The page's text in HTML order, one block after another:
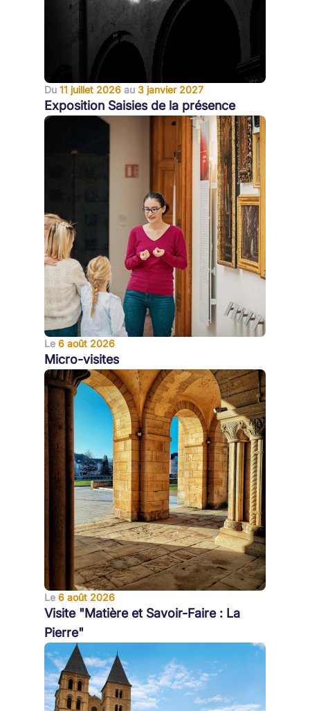
Du 11 juillet 2026 au 3 janvier 2027
Exposition Saisies de la présence
Le 6 août 2026
Micro-visites
Le 6 août 2026
Visite "Matière et Savoir-Faire : La
Pierre"